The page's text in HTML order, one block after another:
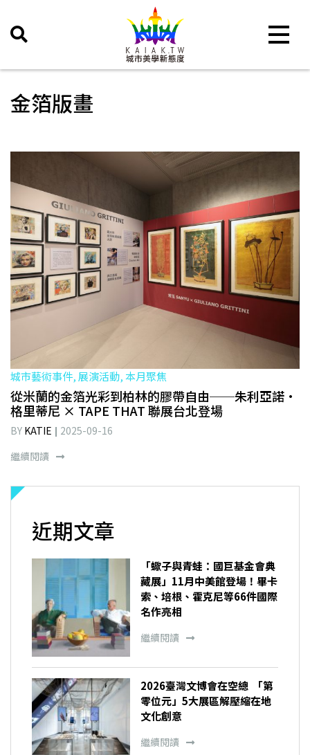
Toggle
金箔版畫
城市藝術事件, 展演活動, 本月聚焦
從米蘭的金箔光彩到柏林的膠帶自由──朱利亞諾·
格里蒂尼 × TAPE THAT 聯展台北登場
BY KATIE
2025-09-16
繼續閱讀
近期文章
「蠍子與青蛙：國巨基金會典
藏展」11月中美館登場！畢卡
索、培根、霍克尼等66件國際
名作亮相
繼續閱讀
2026臺灣文博會在空總 「第
零位元」5大展區解壓縮在地
文化創意
繼續閱讀